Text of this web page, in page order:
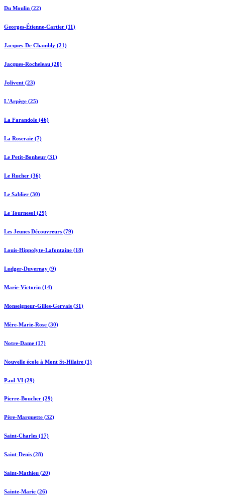
Du Moulin (22)
Georges-Étienne-Cartier (11)
Jacques-De Chambly (21)
Jacques-Rocheleau (20)
Jolivent (23)
L'Arpège (25)
La Farandole (46)
La Roseraie (7)
Le Petit-Bonheur (31)
Le Rucher (36)
Le Sablier (30)
Le Tournesol (29)
Les Jeunes Découvreurs (79)
Louis-Hippolyte-Lafontaine (18)
Ludger-Duvernay (9)
Marie-Victorin (14)
Monseigneur-Gilles-Gervais (31)
Mère-Marie-Rose (30)
Notre-Dame (17)
Nouvelle école à Mont St-Hilaire (1)
Paul-VI (29)
Pierre-Boucher (29)
Père-Marquette (32)
Saint-Charles (17)
Saint-Denis (28)
Saint-Mathieu (20)
Sainte-Marie (26)